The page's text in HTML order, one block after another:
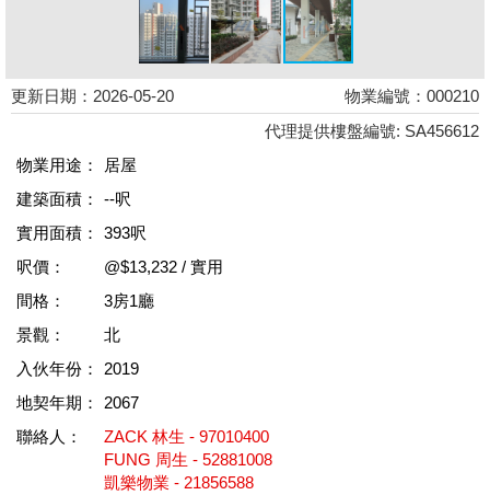
更新日期：2026-05-20
物業編號：000210
代理提供樓盤編號: SA456612
物業用途：
居屋
建築面積：
--呎
實用面積：
393呎
呎價：
@$13,232 / 實用
間格：
3房1廳
景觀：
北
入伙年份：
2019
地契年期：
2067
聯絡人：
ZACK 林生 - 97010400
FUNG 周生 - 52881008
凱樂物業 - 21856588